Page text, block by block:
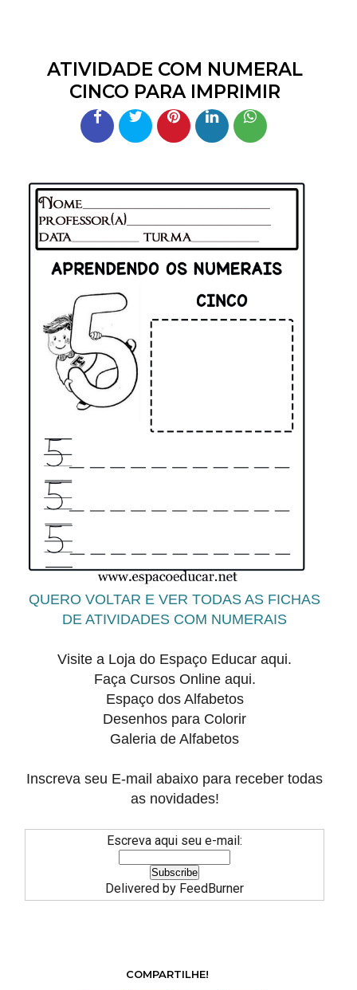
ATIVIDADE COM NUMERAL
CINCO PARA IMPRIMIR
QUERO VOLTAR E VER TODAS AS FICHAS
DE ATIVIDADES COM NUMERAIS
Visite a Loja do Espaço Educar aqui.
Faça Cursos Online aqui.
Espaço dos Alfabetos
Desenhos para Colorir
Galeria de Alfabetos
Inscreva seu E-mail abaixo para receber todas
as novidades!
Escreva aqui seu e-mail:
Delivered by FeedBurner
COMPARTILHE!